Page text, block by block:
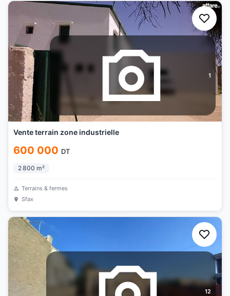
1
Vente terrain zone industrielle
600 000 DT
2 800 m²
Terrains & fermes
Sfax
12